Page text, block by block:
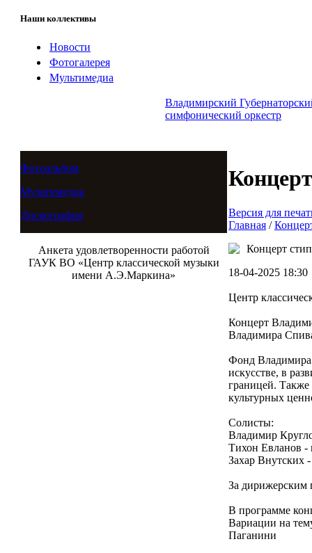
Наши коллективы
Новости
Фотогалерея
Мультимедиа
Владимирский
симфонический оркестр
Фотоальбом
Мультимедиа
Дискография
Анкета удовлетворенности работой
ГАУК ВО «Центр классической музыки
имени А.Э.Маркина»
Версия для
Главная /
Концерт
18-04-2025 18:30
Центр
Концерт
Владимира
Фонд Владимира
искусстве, в
границей. Также
культурных
Солисты:
Владимир
Тихон Евланов -
Захар Внутских
За дирижерским
В программе
Вариации на
Паганини